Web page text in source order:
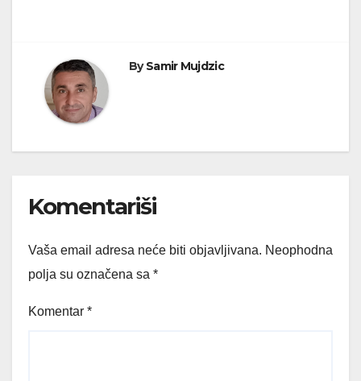
BySamir Mujdzic
Komentariši
Vaša email adresa neće biti objavljivana. Neophodna
polja su označena sa *
Komentar *